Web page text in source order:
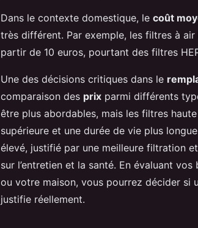
Dans le contexte domestique, le coût
très différent. Par exemple, les filtres à
partir de 10 euros, pourtant des filtres
Une des décisions critiques dans le
comparaison des prix parmi différents
être plus abordables, mais les filtres
supérieure et une durée de vie plus
élevé, justifié par une meilleure filtration
sur l’entretien et la santé. En évaluant
ou votre maison, vous pourrez décider si
justifie réellement.